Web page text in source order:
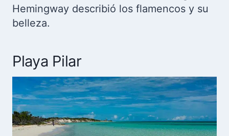
Hemingway describió los flamencos y su
belleza.
Playa Pilar